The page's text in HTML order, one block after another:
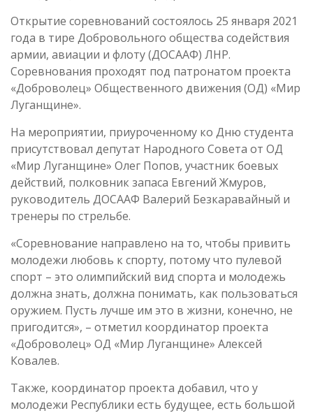
Открытие соревнований состоялось 25 января 2021
года в тире Добровольного общества содействия
армии, авиации и флоту (ДОСААФ) ЛНР.
Соревнования проходят под патронатом проекта
«Доброволец» Общественного движения (ОД) «Мир
Луганщине».
На мероприятии, приуроченному ко Дню студента
присутствовал депутат Народного Совета от ОД
«Мир Луганщине» Олег Попов, участник боевых
действий, полковник запаса Евгений Жмуров,
руководитель ДОСААФ Валерий Безкаравайный и
тренеры по стрельбе.
«Соревнование направлено на то, чтобы привить
молодежи любовь к спорту, потому что пулевой
спорт – это олимпийский вид спорта и молодежь
должна знать, должна понимать, как пользоваться
оружием. Пусть лучше им это в жизни, конечно, не
пригодится», – отметил координатор проекта
«Доброволец» ОД «Мир Луганщине» Алексей
Ковалев.
Также, координатор проекта добавил, что у
молодежи Республики есть будущее, есть большой